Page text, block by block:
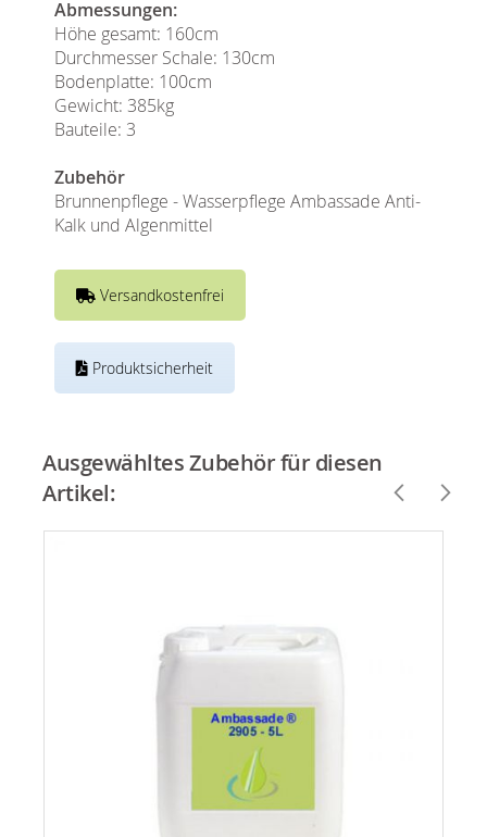
Abmessungen:
Höhe gesamt: 160cm
Durchmesser Schale: 130cm
Bodenplatte: 100cm
Gewicht: 385kg
Bauteile: 3
Zubehör
Brunnenpflege - Wasserpflege Ambassade Anti-
Kalk und Algenmittel
Versandkostenfrei
Produktsicherheit
Ausgewähltes Zubehör für diesen
Artikel: